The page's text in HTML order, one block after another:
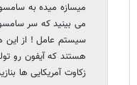
میسازه میده به
می بینید که سر
سیستم عامل ! از این
هستند که آیفون رو
زکاوت آمریکایی ها